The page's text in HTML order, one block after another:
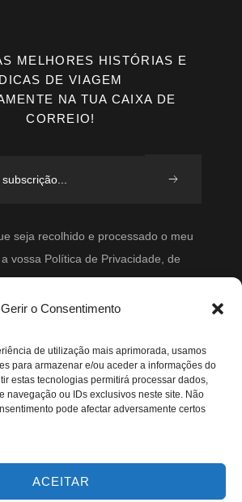
Gerir o Consentimento
de utilização mais aprimorada, usamos
para armazenar e/ou aceder a informações do
estas tecnologias permitirá processar dados,
navegação ou IDs exclusivos neste site. Não
pode afectar adversamente certos
ACEITAR
MELHORES HISTÓRIAS E
DICAS DE VIAGEM
NA TUA CAIXA DE
CORREIO!
seja recolhido e processado o meu
vossa Política de Privacidade, de
possam enviar-me emails
Segue-me
Instagram
Pinterest
Youtube